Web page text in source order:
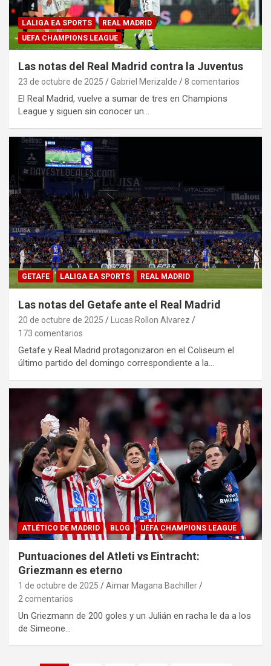
LALIGA EA SPORTS
REAL MADRID
UEFA CHAMPIONS LEAGUE
Las notas del Real Madrid contra la Juventus
23 de octubre de 2025 Gabriel Merizalde 8 comentarios
El Real Madrid, vuelve a sumar de tres en Champions
League y siguen sin conocer un…
GETAFE LALIGA EA SPORTS REAL MADRID
Las notas del Getafe ante el Real Madrid
20 de octubre de 2025
Lucas Rollon Alvarez
173 comentarios
Getafe y Real Madrid protagonizaron en el Coliseum el
último partido del domingo correspondiente a la…
ATLÉTICO DE MADRID BLOG UEFA CHAMPIONS LEAGUE
Puntuaciones del Atleti vs Eintracht:
Griezmann es eterno
1 de octubre de 2025
Aimar Magana Bachiller
2 comentarios
Un Griezmann de 200 goles y un Julián en racha le da a los
de Simeone…